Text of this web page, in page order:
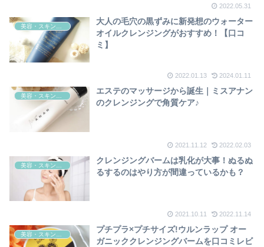
2022.05.31
大人の毛穴の黒ずみに新発想のウォーター
オイルクレンジングがおすすめ！【口コ
ミ】
2022.01.13 2024.01.11
エステのマッサージから誕生｜ミスアナン
のクレンジングで角質ケア♪
2021.11.12 2022.02.03
クレンジングバームは乳化が大事！ぬるぬ
るするのはやり方が間違っているかも？
2021.10.11 2022.11.14
美容・スキンケア
プチプラ×プチサイズ!ウルンラップ オー
ガニッククレンジングバームを口コミレビ